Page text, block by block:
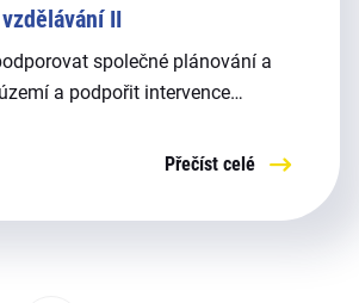
II
společné plánování a
a podpořit intervence
v mateřských a
škol a ostatních aktérů ve
Přečíst celé